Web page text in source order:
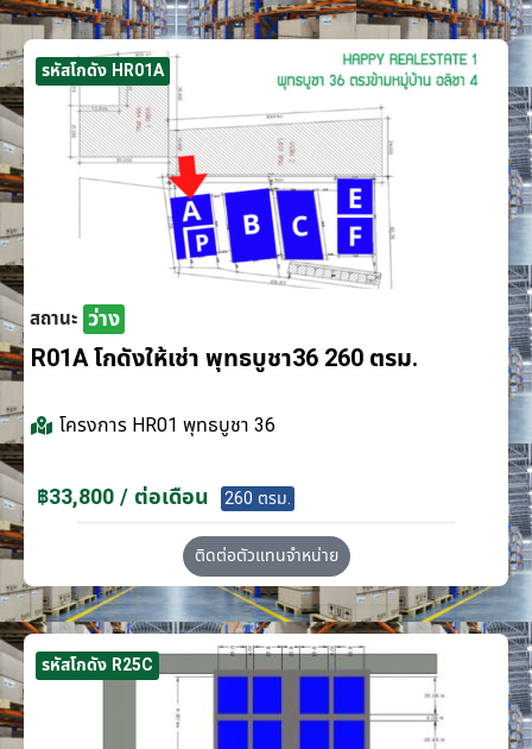
รหัสโกดัง HR01A
สถานะ ว่าง
R01A โกดังให้เช่า พุทธบูชา36 260 ตรม.
โครงการ HR01 พุทธบูชา 36
฿33,800 / ต่อเดือน 260 ตรม.
ติดต่อตัวแทนจำหน่าย
รหัสโกดัง R25C